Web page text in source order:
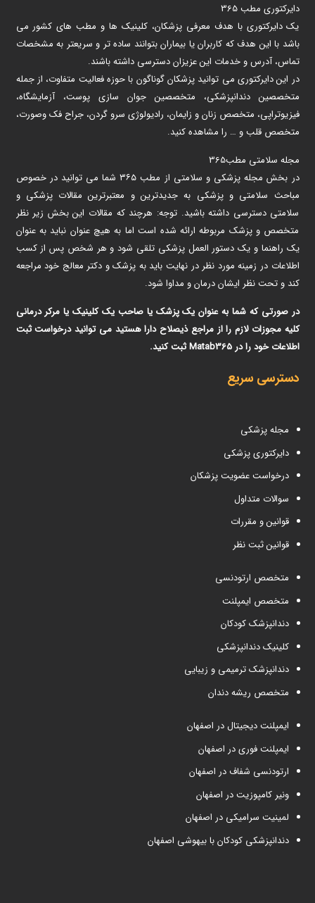
دایرکتوری مطب 365
یک دایرکتوری با هدف معرفی پزشکان، کلینیک ها و مطب های کشور می
باشد با این هدف که کاربران یا بیماران بتوانند ساده تر و سریعتر به مشخصات
تماس، آدرس و خدمات این عزیزان دسترسی داشته باشند.
در این دایرکتوری می توانید پزشکان گوناگون با حوزه فعالیت متفاوت، از جمله
متخصصین دندانپزشکی، متخصصین جوان سازی پوست، آزمایشگاه،
فیزیوتراپی، متخصص زنان و زایمان، رادیولوژی سرو گردن، جراح فک وصورت،
متخصص قلب و … را مشاهده کنید.
مجله سلامتی مطب365
در بخش مجله پزشکی و سلامتی از مطب ۳۶۵ شما می توانید در خصوص
مباحث سلامتی و پزشکی به جدیدترین و معتبرترین مقالات پزشکی و
سلامتی دسترسی داشته باشید. توجه: هرچند که مقالات این بخش زیر نظر
متخصص و پزشک مربوطه ارائه شده است اما به هیچ عنوان نباید به عنوان
یک راهنما و یک دستور العمل پزشکی تلقی شود و هر شخص پس از کسب
اطلاعات در زمینه مورد نظر در نهایت باید به پزشک و دکتر معالج خود مراجعه
کند و تحت نظر ایشان درمان و مداوا شود.
در صورتی که شما به عنوان یک پزشک یا صاحب یک کلینیک یا مرکر درمانی
کلیه مجوزات لازم را از مراجع ذیصلاح دارا هستید می توانید درخواست ثبت
اطلاعات خود را در Matab365 ثبت کنید.
دسترسی سریع
مجله پزشکی
دایرکتوری پزشکی
درخواست عضویت پزشکان
سوالات متداول
قوانین و مقررات
قوانین ثبت نظر
متخصص ارتودنسی
متخصص ایمپلنت
دندانپزشک کودکان
کلینیک دندانپزشکی
دندانپزشک ترمیمی و زیبایی
متخصص ریشه دندان
ایمپلنت دیجیتال در اصفهان
ایمپلنت فوری در اصفهان
ارتودنسی شفاف در اصفهان
ونیر کامپوزیت در اصفهان
لمینیت سرامیکی در اصفهان
دندانپزشکی کودکان با بیهوشی اصفهان